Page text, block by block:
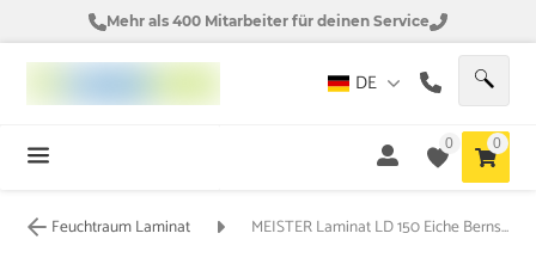
Mehr als 400 Mitarbeiter für deinen Service
DE
0 0
Feuchtraum Laminat MEISTER Laminat LD 150 Eiche Bernstein 07002 Landhausdiele